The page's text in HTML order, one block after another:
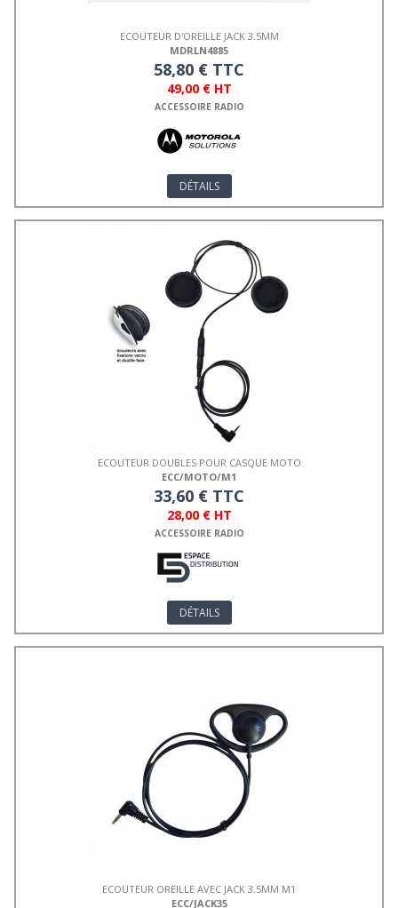
ECOUTEUR D'OREILLE JACK 3.5MM
MDRLN4885
58,80 € TTC
49,00 € HT
ACCESSOIRE RADIO
DÉTAILS
ECOUTEUR DOUBLES POUR CASQUE MOTO
ECC/MOTO/M1
33,60 € TTC
28,00 € HT
ACCESSOIRE RADIO
DÉTAILS
ECOUTEUR OREILLE AVEC JACK 3.5MM M1
ECC/JACK35